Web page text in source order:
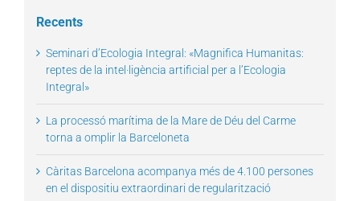
Recents
Seminari d’Ecologia Integral: «Magnifica Humanitas:
reptes de la intel·ligència artificial per a l’Ecologia
Integral»
La processó marítima de la Mare de Déu del Carme
torna a omplir la Barceloneta
Càritas Barcelona acompanya més de 4.100 persones
en el dispositiu extraordinari de regularització